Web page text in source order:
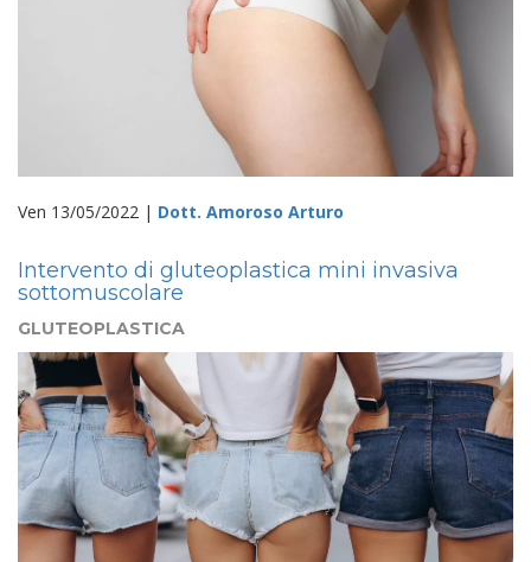
Ven 13/05/2022 | Dott. Amoroso Arturo
Intervento di gluteoplastica mini invasiva
sottomuscolare
GLUTEOPLASTICA